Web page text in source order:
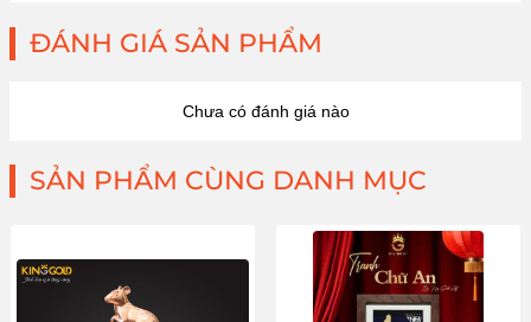
ĐÁNH GIÁ SẢN PHẨM
Chưa có đánh giá nào
SẢN PHẨM CÙNG DANH MỤC